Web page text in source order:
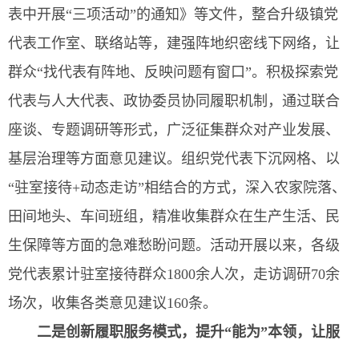
表中开展“三项活动”的通知》等文件，整合升级镇党
代表工作室、联络站等，建强阵地织密线下网络，让
群众“找代表有阵地、反映问题有窗口”。积极探索党
代表与人大代表、政协委员协同履职机制，通过联合
座谈、专题调研等形式，广泛征集群众对产业发展、
基层治理等方面意见建议。组织党代表下沉网格、以
“驻室接待+动态走访”相结合的方式，深入农家院落、
田间地头、车间班组，精准收集群众在生产生活、民
生保障等方面的急难愁盼问题。活动开展以来，各级
党代表累计驻室接待群众1800余人次，走访调研70余
场次，收集各类意见建议160条。
二是创新履职服务模式，提升“能为”本领，让服